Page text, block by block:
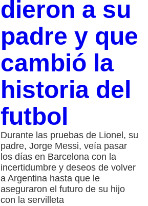
dieron a su
padre y que
cambió la
historia del
futbol
Durante las pruebas de Lionel, su
padre, Jorge Messi, veía pasar
los días en Barcelona con la
incertidumbre y deseos de volver
a Argentina hasta que le
aseguraron el futuro de su hijo
con la servilleta